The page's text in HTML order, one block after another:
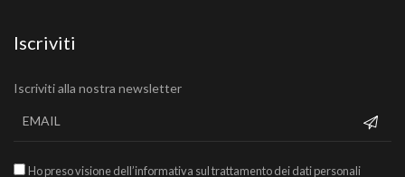
Iscriviti
Iscriviti alla nostra newsletter
Ho preso visione dell’informativa sul trattamento dei dati personali